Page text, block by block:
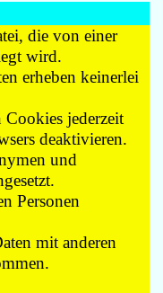
die von einer
wird.
erheben keinerlei
jederzeit
deaktivieren.
und
Personen
mit anderen